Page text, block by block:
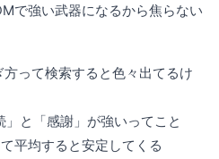
で強い武器になるから焦らない
って検索すると色々出てるけ
と「感謝」が強いってこと
平均すると安定してくる